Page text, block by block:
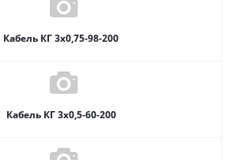
Кабель КГ 3х0,75-98-200
Кабель КГ 3х0,5-60-200